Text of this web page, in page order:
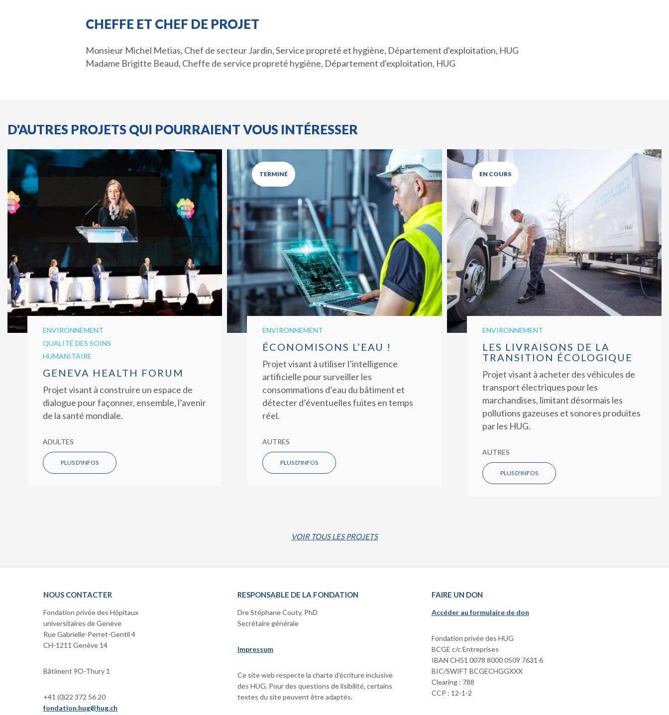
CHEFFE ET CHEF DE PROJET
Monsieur Michel Metias, Chef de secteur Jardin, Service propreté et hygiène, Département d'exploitation, HUG
Madame Brigitte Beaud, Cheffe de service propreté hygiène, Département d'exploitation, HUG
D'AUTRES PROJETS QUI POURRAIENT VOUS INTÉRESSER
ENVIRONNEMENT
QUALITÉ DES SOINS
HUMANITAIRE
GENEVA HEALTH FORUM
Projet visant à construire un espace de
dialogue pour façonner, ensemble, l’avenir
de la santé mondiale.
ADULTES
PLUS D'INFOS
TERMINÉ
ENVIRONNEMENT
ÉCONOMISONS L’EAU !
Projet visant à utiliser l’intelligence
artificielle pour surveiller les
consommations d’eau du bâtiment et
détecter d’éventuelles fuites en temps
réel.
AUTRES
PLUS D'INFOS
EN COURS
ENVIRONNEMENT
LES LIVRAISONS DE LA
TRANSITION ÉCOLOGIQUE
Projet visant à acheter des véhicules de
transport électriques pour les
marchandises, limitant désormais les
pollutions gazeuses et sonores produites
par les HUG.
AUTRES
PLUS D'INFOS
VOIR TOUS LES PROJETS
NOUS CONTACTER
Fondation privée des Hôpitaux
universitaires de Genève
Rue Gabrielle-Perret-Gentil 4
CH-1211 Genève 14
Bâtiment 9O-Thury 1
+41 (0)22 372 56 20
fondation.hug@hug.ch
RESPONSABLE DE LA FONDATION
Dre Stéphane Couty, PhD
Secrétaire générale
Impressum
Ce site web respecte la charte d'écriture inclusive
des HUG. Pour des questions de lisibilité, certains
textes du site peuvent être adaptés.
FAIRE UN DON
Accéder au formulaire de don
Fondation privée des HUG
BCGE c/c Entreprises
IBAN CH51 0078 8000 0509 7631 6
BIC/SWIFT BCGECHGGXXX
Clearing : 788
CCP : 12-1-2